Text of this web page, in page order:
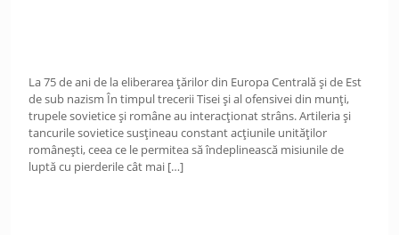
La 75 de ani de la eliberarea țărilor din Europa Centrală și de Est
de sub nazism În timpul trecerii Tisei și al ofensivei din munți,
trupele sovietice și române au interacționat strâns. Artileria și
tancurile sovietice susțineau constant acțiunile unităților
românești, ceea ce le permitea să îndeplinească misiunile de
luptă cu pierderile cât mai […]